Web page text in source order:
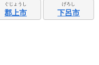
ぐじょうし
郡上市
げろし
下呂市